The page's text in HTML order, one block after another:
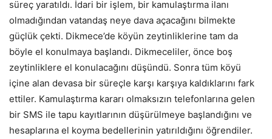
süreç yaratıldı. İdari bir işlem, bir kamulaştırma ilanı
olmadığından vatandaş neye dava açacağını bilmekte
güçlük çekti. Dikmece’de köyün zeytinliklerine tam da
böyle el konulmaya başlandı. Dikmeceliler, önce boş
zeytinliklere el konulacağını düşündü. Sonra tüm köyü
içine alan devasa bir süreçle karşı karşıya kaldıklarını fark
ettiler. Kamulaştırma kararı olmaksızın telefonlarına gelen
bir SMS ile tapu kayıtlarının düşürülmeye başlandığını ve
hesaplarına el koyma bedellerinin yatırıldığını öğrendiler.